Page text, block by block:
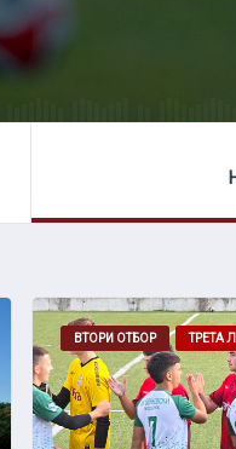
ВТОРИ ОТБОР ТРЕТА